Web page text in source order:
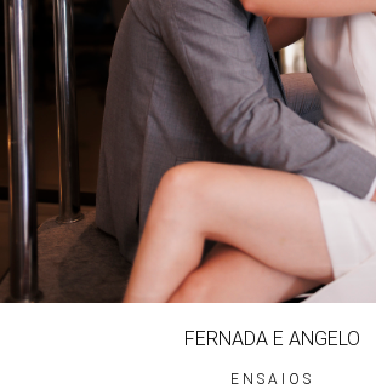
ENSAIOS
FERNADA E ANGELO